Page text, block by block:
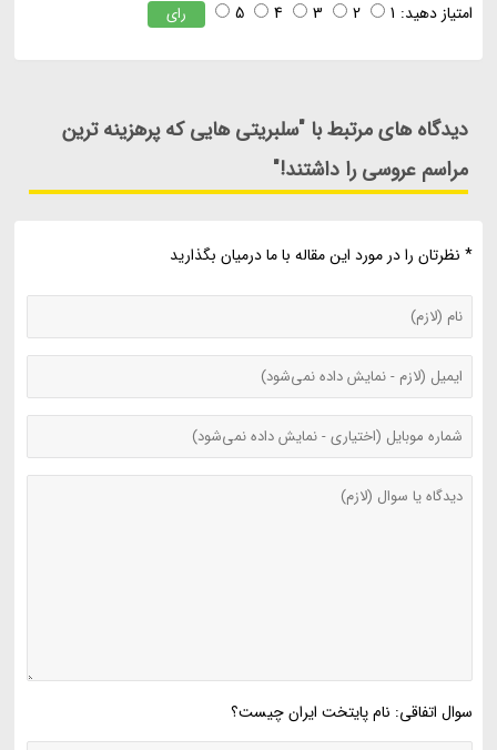
امتیاز دهید: 1
2
3
4
5 رای
دیدگاه های مرتبط با "سلبریتی هایی که پرهزینه ترین
مراسم عروسی را داشتند!"
* نظرتان را در مورد این مقاله با ما درمیان بگذارید
سوال اتفاقی: نام پایتخت ایران چیست؟